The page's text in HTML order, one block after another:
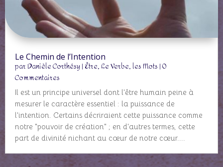
Le Chemin de l’Intention
parDanièle Corthésy|Être,Le Verbe, les Mots| 0
Commentaires
Il est un principe universel dont l'être humain peine à
mesurer le caractère essentiel : la puissance de
l'intention. Certains décriraient cette puissance comme
notre "pouvoir de création" ; en d'autres termes, cette
part de divinité nichant au cœur de notre cœur....